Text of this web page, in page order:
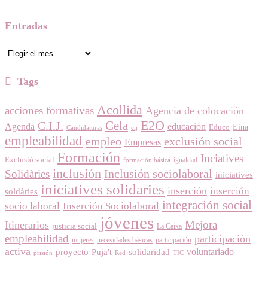
Entradas
Entradas
Tags
acciones formativas Acollida Agencia de colocación
Agenda C.I.J. Candidaturas Cela cij E2O educación Educo Eina
empleabilidad empleo Empresas exclusión social
Exclusió social Formación formación básica igualdad Inciatives
Solidàries inclusión Inclusión sociolaboral iniciatives
soldàries iniciatives solidaries inserción inserción
socio laboral Inserción Sociolaboral integración social
Itinerarios justicia social jóvenes La Caixa Mejora
empleabilidad mujeres necesidades básicas participación participación
activa prisión proyecto Puja't Red solidaridad TIC voluntariado